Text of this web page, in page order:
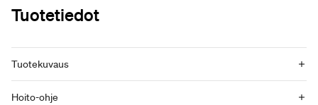
Tuotetiedot
Tuotekuvaus
Hoito-ohje